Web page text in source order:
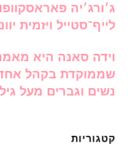
ג׳ורג׳יה
לייף־סטייל ויזמית
וידה סאנה היא
שממוקדת בקהל
נשים וגברים מעל גיל 30
קטגוריות